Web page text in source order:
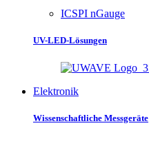
ICSPI nGauge
UV-LED-Lösungen
Elektronik
Wissenschaftliche Messgeräte